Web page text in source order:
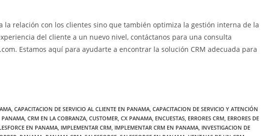
la relación con los clientes sino que también optimiza la gestión interna de la
del cliente a un nuevo nivel, contáctanos para una consulta
Estamos aquí para ayudarte a encontrar la solución CRM adecuada para
, CAPACITACION DE SERVICIO AL CLIENTE EN PANAMA, CAPACITACION DE SERVICIO Y ATENCIÓN
PANAMA, CRM EN LA COBRANZA, CUSTOMER, CX PANAMA, ENCUESTAS, ERRORES CRM, ERRORES DE
EN PANAMA, IMPLEMENTAR CRM, IMPLEMENTAR CRM EN PANAMA, INVESTIGACION DE